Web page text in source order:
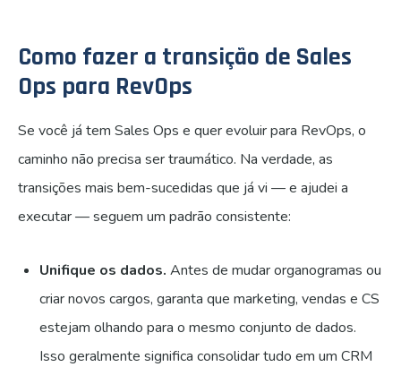
Como fazer a transição de Sales
Ops para RevOps
Se você já tem Sales Ops e quer evoluir para RevOps, o
caminho não precisa ser traumático. Na verdade, as
transições mais bem-sucedidas que já vi — e ajudei a
executar — seguem um padrão consistente:
Unifique os dados. Antes de mudar organogramas ou
criar novos cargos, garanta que marketing, vendas e CS
estejam olhando para o mesmo conjunto de dados.
Isso geralmente significa consolidar tudo em um CRM